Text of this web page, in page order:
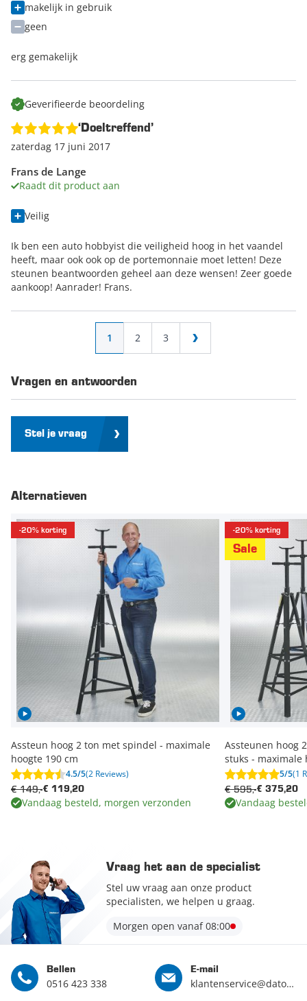
makelijk in gebruik
geen
erg gemakelijk
Geverifieerde beoordeling
Frans de Lange
Raadt dit product aan
‘Doeltreffend’
zaterdag 17 juni 2017
Veilig
Ik ben een auto hobbyist die veiligheid hoog in het vaandel
heeft, maar ook ook op de portemonnaie moet letten! Deze
steunen beantwoorden geheel aan deze wensen! Zeer goede
aankoop! Aanrader! Frans.
U lees momenteel pagina
1 Pagina
2 Pagina
3 Pagina
Vragen en antwoorden
Stel je vraag
Alternatieven
-20% korting
Assteun hoog 2 ton met spindel - maximale
hoogte 190 cm
4.5/5(2 Reviews)
€ 119,20
€ 149,-
Vandaag besteld, morgen verzonden
-20% korting
Sale
Assteunen hoog
stuks - maximale
5/5(1
€ 375,20
€ 595,-
Vandaag
Vraag het aan de specialist
Stel uw vraag aan onze product
specialisten, we helpen u graag.
Morgen open vanaf 08:00
Bellen
0516 423 338
E-mail
klantenservice@datona.nl